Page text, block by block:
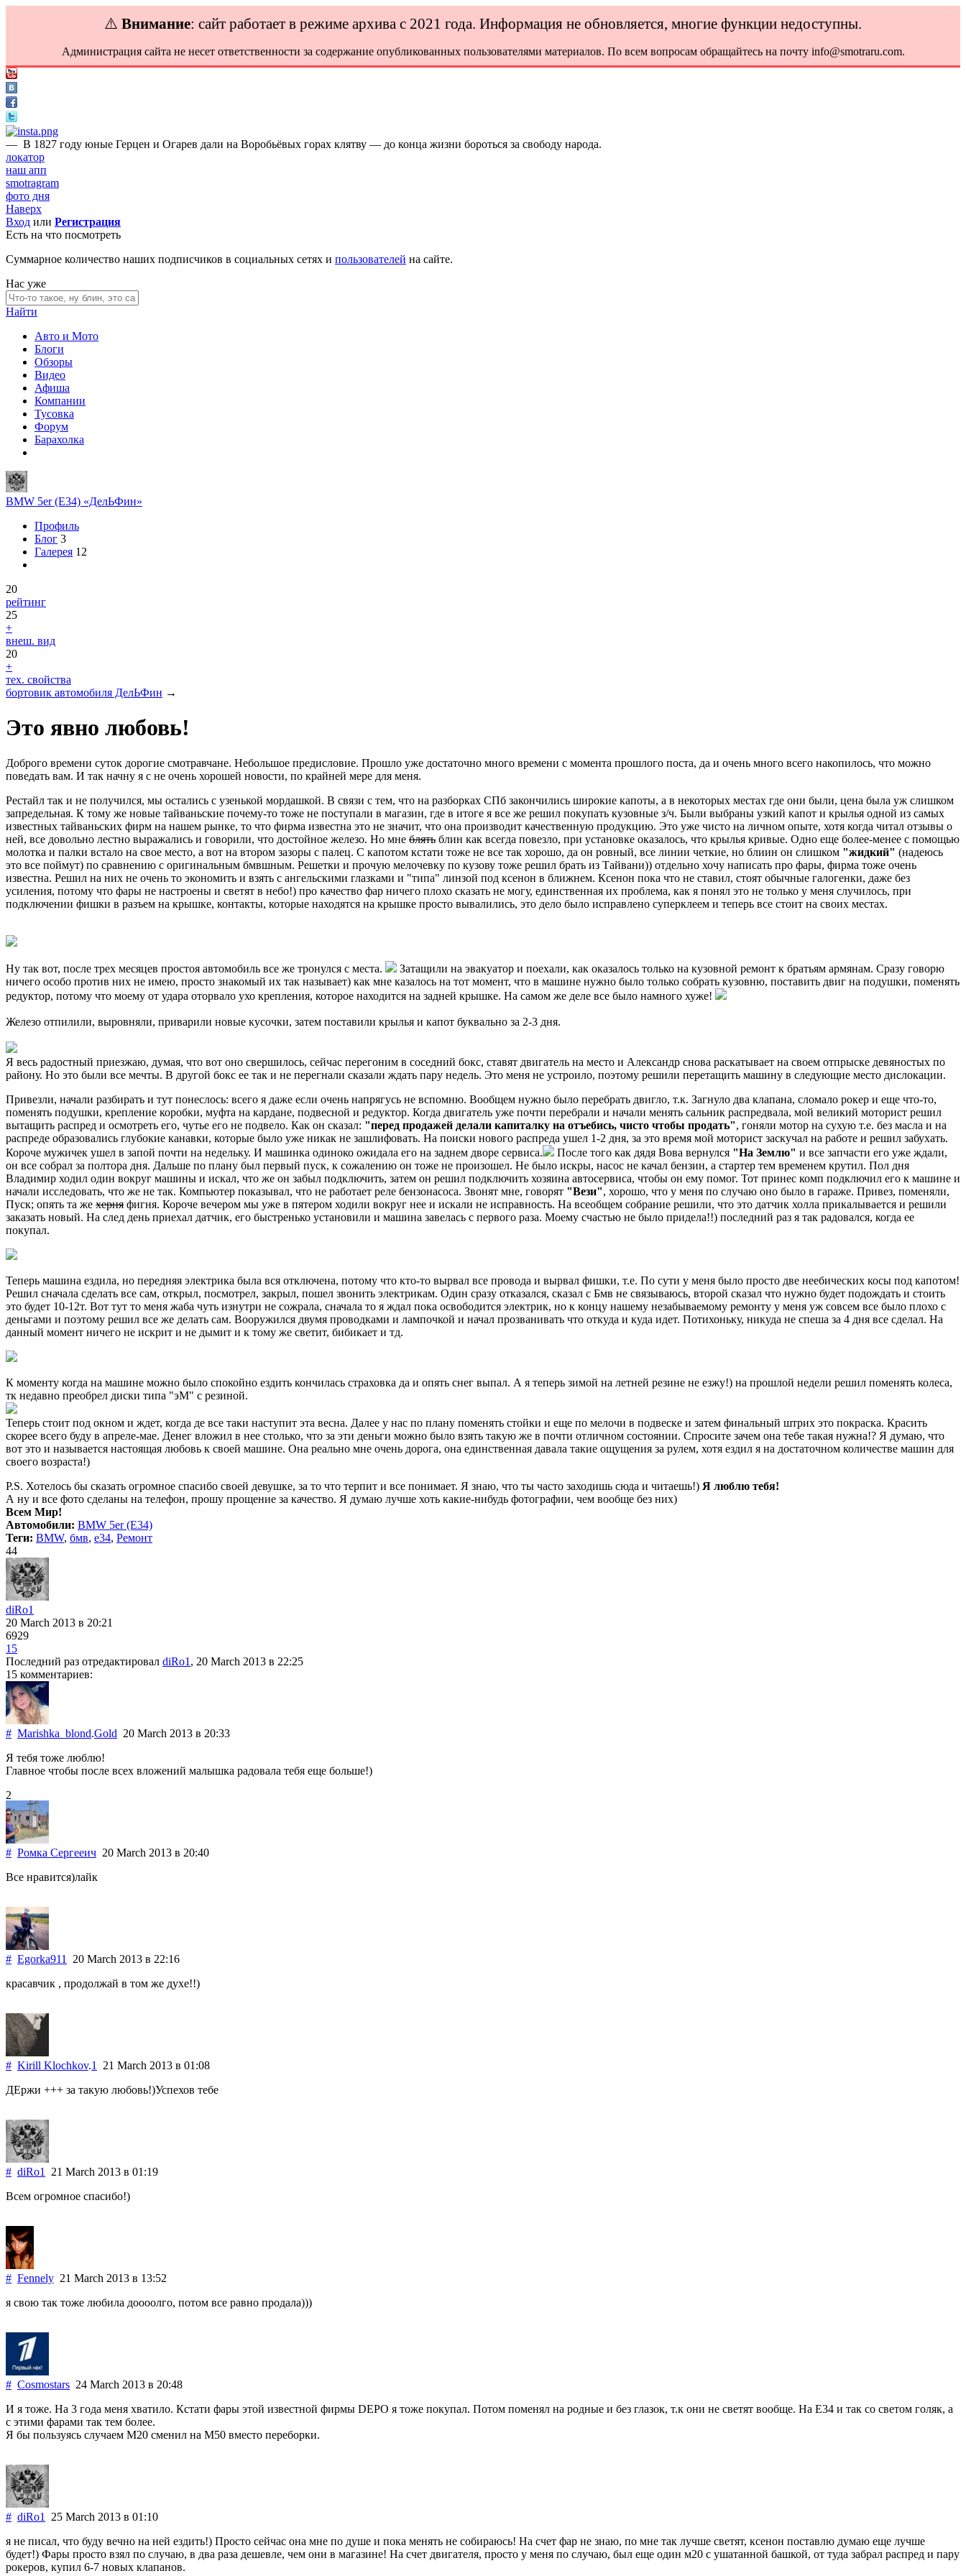
⚠️ Внимание: сайт работает в режиме архива с 2021 года. Информация не обновляется, многие функции недоступны.
Администрация сайта не несет ответственности за содержание опубликованных пользователями материалов. По всем вопросам обращайтесь на почту info@smotraru.com.
— В 1827 году юные Герцен и Огарев дали на Воробьёвых горах клятву — до конца жизни бороться за свободу народа.
локатор
наш апп
smotragram
фото дня
Наверх
Вход или Регистрация
Есть на что посмотреть
Суммарное количество наших подписчиков в социальных сетях и пользователей на сайте.
Нас уже
Найти
Авто и Мото
Блоги
Обзоры
Видео
Афиша
Компании
Тусовка
Форум
Барахолка
BMW 5er (E34) «ДелЬФин»
Профиль
Блог 3
Галерея 12
20
рейтинг
25
+
внеш. вид
20
+
тех. свойства
бортовик автомобиля ДелЬФин →
Это явно любовь!
Доброго времени суток дорогие смотравчане. Небольшое предисловие. Прошло уже достаточно много времени с момента прошлого поста, да и очень много всего накопилось, что можно
поведать вам. И так начну я с не очень хорошей новости, по крайней мере для меня.
Рестайл так и не получился, мы остались с узенькой мордашкой. В связи с тем, что на разборках СПб закончились широкие капоты, а в некоторых местах где они были, цена была уж слишком
запредельная. К тому же новые тайваньские почему-то тоже не поступали в магазин, где в итоге я все же решил покупать кузовные з/ч. Были выбраны узкий капот и крылья одной из самых
известных тайваньских фирм на нашем рынке, то что фирма известна это не значит, что она производит качественную продукцию. Это уже чисто на личном опыте, хотя когда читал отзывы о
ней, все довольно лестно выражались и говорили, что достойное железо. Но мне блять блин как всегда повезло, при установке оказалось, что крылья кривые. Одно еще более-менее с помощью
молотка и палки встало на свое место, а вот на втором зазоры с палец. С капотом кстати тоже не все так хорошо, да он ровный, все линии четкие, но блиин он слишком "жидкий" (надеюсь
это все поймут) по сравнению с оригинальным бмвшным. Решетки и прочую мелочевку по кузову тоже решил брать из Тайвани)) отдельно хочу написать про фары, фирма тоже очень
известна. Решил на них не очень то экономить и взять с ангельскими глазками и "типа" линзой под ксенон в ближнем. Ксенон пока что не ставил, стоят обычные галогенки, даже без
усиления, потому что фары не настроены и светят в небо!) про качество фар ничего плохо сказать не могу, единственная их проблема, как я понял это не только у меня случилось, при
подключении фишки в разъем на крышке, контакты, которые находятся на крышке просто вывалились, это дело было исправлено суперклеем и теперь все стоит на своих местах.
Ну так вот, после трех месяцев простоя автомобиль все же тронулся с места.
Затащили на эвакуатор и поехали, как оказалось только на кузовной ремонт к братьям армянам. Сразу говорю
ничего особо против них не имею, просто знакомый их так называет) как мне казалось на тот момент, что в машине нужно было только собрать кузовню, поставить двиг на подушки, поменять
редуктор, потому что моему от удара оторвало ухо крепления, которое находится на задней крышке. На самом же деле все было намного хуже!
Железо отпилили, выровняли, приварили новые кусочки, затем поставили крылья и капот буквально за 2-3 дня.
Я весь радостный приезжаю, думая, что вот оно свершилось, сейчас перегоним в соседний бокс, ставят двигатель на место и Александр снова раскатывает на своем отпрыске девяностых по
району. Но это были все мечты. В другой бокс ее так и не перегнали сказали ждать пару недель. Это меня не устроило, поэтому решили перетащить машину в следующие место дислокации.
Привезли, начали разбирать и тут понеслось: всего я даже если очень напрягусь не вспомню. Вообщем нужно было перебрать двигло, т.к. Загнуло два клапана, сломало рокер и еще что-то,
поменять подушки, крепление коробки, муфта на кардане, подвесной и редуктор. Когда двигатель уже почти перебрали и начали менять сальник распредвала, мой великий моторист решил
вытащить распред и осмотреть его, чутье его не подвело. Как он сказал: "перед продажей делали капиталку на отъебись, чисто чтобы продать", гоняли мотор на сухую т.е. без масла и на
распреде образовались глубокие канавки, которые было уже никак не зашлифовать. На поиски нового распреда ушел 1-2 дня, за это время мой моторист заскучал на работе и решил забухать.
Короче мужичек ушел в запой почти на недельку. И машинка одиноко ожидала его на заднем дворе сервиса.
После того как дядя Вова вернулся "На Землю" и все запчасти его уже ждали,
он все собрал за полтора дня. Дальше по плану был первый пуск, к сожалению он тоже не произошел. Не было искры, насос не качал бензин, а стартер тем временем крутил. Пол дня
Владимир ходил один вокруг машины и искал, что же он забыл подключить, затем он решил подключить хозяина автосервиса, чтобы он ему помог. Тот принес комп подключил его к машине и
начали исследовать, что же не так. Компьютер показывал, что не работает реле бензонасоса. Звонят мне, говорят "Вези", хорошо, что у меня по случаю оно было в гараже. Привез, поменяли,
Пуск; опять та же херня фигня. Короче вечером мы уже в пятером ходили вокруг нее и искали не исправность. На всеобщем собрание решили, что это датчик холла прикалывается и решили
заказать новый. На след день приехал датчик, его быстренько установили и машина завелась с первого раза. Моему счастью не было придела!!) последний раз я так радовался, когда ее
покупал.
Теперь машина ездила, но передняя электрика была вся отключена, потому что кто-то вырвал все провода и вырвал фишки, т.е. По сути у меня было просто две неебических косы под капотом!
Решил сначала сделать все сам, открыл, посмотрел, закрыл, пошел звонить электрикам. Один сразу отказался, сказал с Бмв не связываюсь, второй сказал что нужно будет подождать и стоить
это будет 10-12т. Вот тут то меня жаба чуть изнутри не сожрала, сначала то я ждал пока освободится электрик, но к концу нашему незабываемому ремонту у меня уж совсем все было плохо с
деньгами и поэтому решил все же делать сам. Вооружился двумя проводками и лампочкой и начал прозванивать что откуда и куда идет. Потихоньку, никуда не спеша за 4 дня все сделал. На
данный момент ничего не искрит и не дымит и к тому же светит, бибикает и тд.
К моменту когда на машине можно было спокойно ездить кончилась страховка да и опять снег выпал. А я теперь зимой на летней резине не езжу!) на прошлой недели решил поменять колеса,
тк недавно преобрел диски типа "эМ" с резиной.
Теперь стоит под окном и ждет, когда де все таки наступит эта весна. Далее у нас по плану поменять стойки и еще по мелочи в подвеске и затем финальный штрих это покраска. Красить
скорее всего буду в апреле-мае. Денег вложил в нее столько, что за эти деньги можно было взять такую же в почти отличном состоянии. Спросите зачем она тебе такая нужна!? Я думаю, что
вот это и называется настоящая любовь к своей машине. Она реально мне очень дорога, она единственная давала такие ощущения за рулем, хотя ездил я на достаточном количестве машин для
своего возраста!)
P.S. Хотелось бы сказать огромное спасибо своей девушке, за то что терпит и все понимает. Я знаю, что ты часто заходишь сюда и читаешь!) Я люблю тебя!
А ну и все фото сделаны на телефон, прошу прощение за качество. Я думаю лучше хоть какие-нибудь фотографии, чем вообще без них)
Всем Мир!
Автомобили: BMW 5er (E34)
Теги: BMW, бмв, е34, Ремонт
44
diRo1
20 March 2013 в 20:21
6929
15
Последний раз отредактировал diRo1 , 20 March 2013 в 22:25
15 комментариев:
# Marishka_blond.Gold 20 March 2013 в 20:33
Я тебя тоже люблю!
Главное чтобы после всех вложений малышка радовала тебя еще больше!)
2
# Ромка Сергееич 20 March 2013 в 20:40
Все нравится)лайк
# Egorka911 20 March 2013 в 22:16
красавчик , продолжай в том же духе!!)
# Kirill Klochkov.1 21 March 2013 в 01:08
ДЕржи +++ за такую любовь!)Успехов тебе
# diRo1 21 March 2013 в 01:19
Всем огромное спасибо!)
# Fennely 21 March 2013 в 13:52
я свою так тоже любила доооолго, потом все равно продала)))
# Cosmostars 24 March 2013 в 20:48
И я тоже. На 3 года меня хватило. Кстати фары этой известной фирмы DEPO я тоже покупал. Потом поменял на родные и без глазок, т.к они не светят вообще. На Е34 и так со светом голяк, а
с этими фарами так тем более.
Я бы пользуясь случаем М20 сменил на М50 вместо переборки.
# diRo1 25 March 2013 в 01:10
я не писал, что буду вечно на ней ездить!) Просто сейчас она мне по душе и пока менять не собираюсь! На счет фар не знаю, по мне так лучше светят, ксенон поставлю думаю еще лучше
будет!) Фары просто взял по случаю, в два раза дешевле, чем они в магазине! На счет двигателя, просто у меня по случаю, был еще один м20 с ушатанной башкой, от туда забрал распред и пару
рокеров, купил 6-7 новых клапанов.